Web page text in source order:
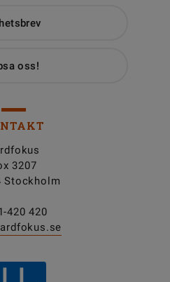
oss!
3207
Stockholm
420 420